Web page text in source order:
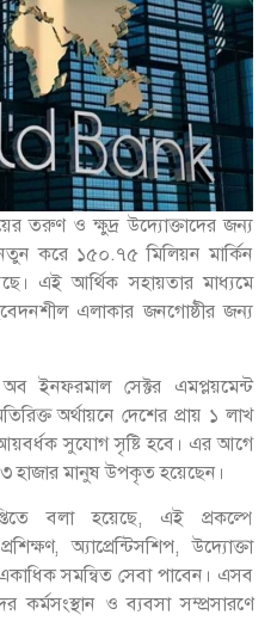
তরুণ ও ক্ষুদ্র উদ্যোক্তাদের জন্য
করে ১৫০.৭৫ মিলিয়ন মার্কিন
এই আর্থিক সহায়তার মাধ্যমে
এলাকার জনগোষ্ঠীর জন্য
অব ইনফরমাল সেক্টর এমপ্লয়মেন্ট
অর্থায়নে দেশের প্রায় ১ লাখ
সুযোগ সৃষ্টি হবে। এর আগে
হাজার মানুষ উপকৃত হয়েছেন।
বলা হয়েছে, এই প্রকল্পে
অ্যাপ্রেন্টিসশিপ, উদ্যোক্তা
সমন্বিত সেবা পাবেন। এসব
ও ব্যবসা সম্প্রসারণে